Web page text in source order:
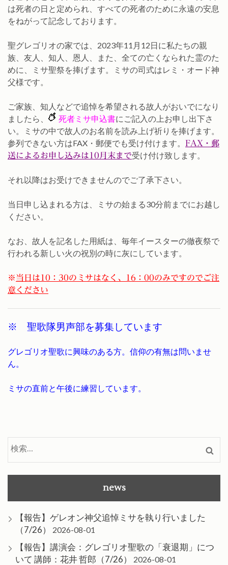
は死者の日と定められ、すべての死者のために永遠の安息
をねがって記念しております。
聖グレゴリオの家では、2023年11月12日に私たちの親
族、友人、知人、恩人、また、全ての亡くなられた霊のた
めに、ミサ聖祭を捧げます。ミサの司式はレミ・オード神
父様です。
ご家族、知人などで追悼を希望される故人がおいでになり
ましたら、
死者ミサ申込書にご記入の上お申し出下さ
い。ミサの中で故人のお名前を読み上げ祈りを捧げます。
参列できない方はFAX・郵便でも受け付けます。 FAX・郵
送によるお申し込みは10月末まで受け付け致します。
それ以降はお受けできませんのでご了承下さい。
当日申し込まれる方は、ミサの始まる30分前までにお越し
ください。
なお、故人を記名した用紙は、毎年イースターの徹夜祭で
行われる新しい火の祝別の時に灰にしています。
※当日は10：30のミサはなく、16：00のみですのでご注
意ください
※ 聖歌隊男声部を募集しています
グレゴリオ聖歌に興味のある方。信仰の有無は問いませ
ん。
ミサの直前と午後に練習しています。
news
【報告】ゲレオン神父追悼ミサを執り行いました
（7/26）
2026-08-01
【報告】講演会：グレゴリオ聖歌の「衰退期」につ
いて 講師：花井 哲郎（7/26）
2026-08-01